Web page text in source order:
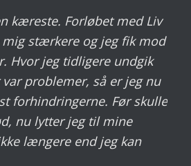
kæreste. Forløbet med Liv
stærkere og jeg fik mod
Hvor jeg tidligere undgik
problemer, så er jeg nu
forhindringerne. Før skulle
nu lytter jeg til mine
længere end jeg kan